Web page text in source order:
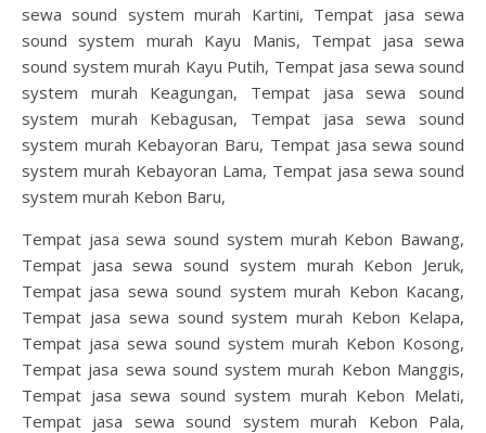
sewa sound system murah Kartini, Tempat jasa sewa
sound system murah Kayu Manis, Tempat jasa sewa
sound system murah Kayu Putih, Tempat jasa sewa sound
system murah Keagungan, Tempat jasa sewa sound
system murah Kebagusan, Tempat jasa sewa sound
system murah Kebayoran Baru, Tempat jasa sewa sound
system murah Kebayoran Lama, Tempat jasa sewa sound
system murah Kebon Baru,
Tempat jasa sewa sound system murah Kebon Bawang,
Tempat jasa sewa sound system murah Kebon Jeruk,
Tempat jasa sewa sound system murah Kebon Kacang,
Tempat jasa sewa sound system murah Kebon Kelapa,
Tempat jasa sewa sound system murah Kebon Kosong,
Tempat jasa sewa sound system murah Kebon Manggis,
Tempat jasa sewa sound system murah Kebon Melati,
Tempat jasa sewa sound system murah Kebon Pala,